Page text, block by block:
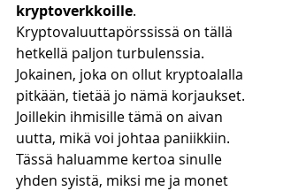
kryptoverkkoille.
Kryptovaluuttapörssissä on tällä
hetkellä paljon turbulenssia.
Jokainen, joka on ollut kryptoalalla
pitkään, tietää jo nämä korjaukset.
Joillekin ihmisille tämä on aivan
uutta, mikä voi johtaa paniikkiin.
Tässä haluamme kertoa sinulle
yhden syistä, miksi me ja monet